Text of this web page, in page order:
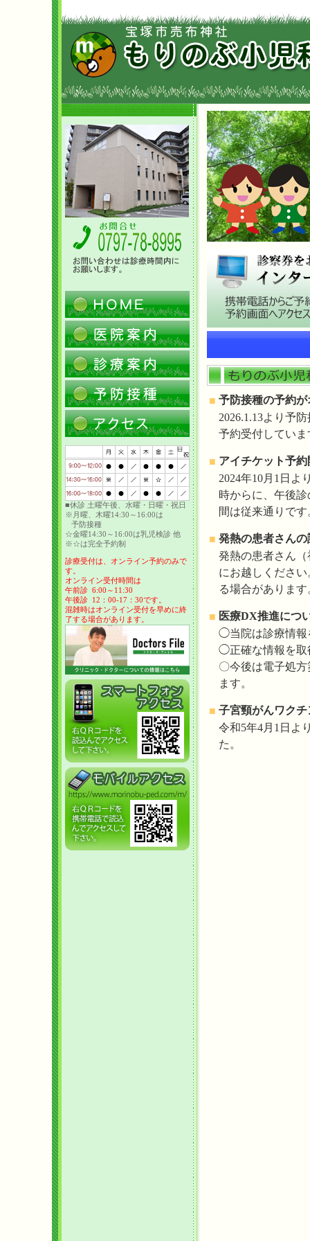
■休診 土曜午後、水曜・日曜・祝日
※月曜、木曜14:30～16:00は
予防接種
☆金曜14:30～16:00は乳児検診 他
※☆は完全予約制
診療受付は、オンライン予約のみで
す。
オンライン受付時間は
午前診 6:00～11:30
午後診 12：00-17：30です。
混雑時はオンライン受付を早めに終
了する場合があります。
■ 予防接種の予約
2026.1.13より予
予約受付してい
■ アイチケット予
2024年10月1日よ
時からに、午後
間は従来通りです
■ 発熱の患者さん
発熱の患者さん
にお越しくださ
る場合があります
■ 医療DX推進につ
◯当院は診療情報
◯正確な情報を取
〇今後は電子処
ます。
■ 子宮頸がんワク
令和5年4月1日よ
た。